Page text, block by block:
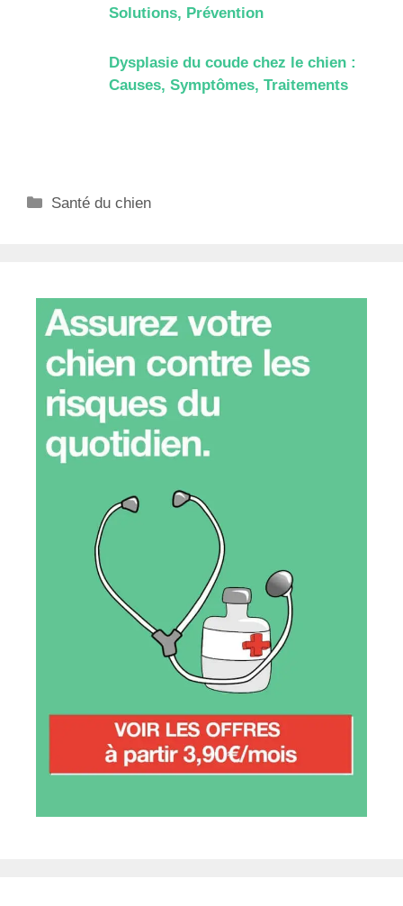
Solutions, Prévention
Dysplasie du coude chez le chien :
Causes, Symptômes, Traitements
Catégories
Santé du chien